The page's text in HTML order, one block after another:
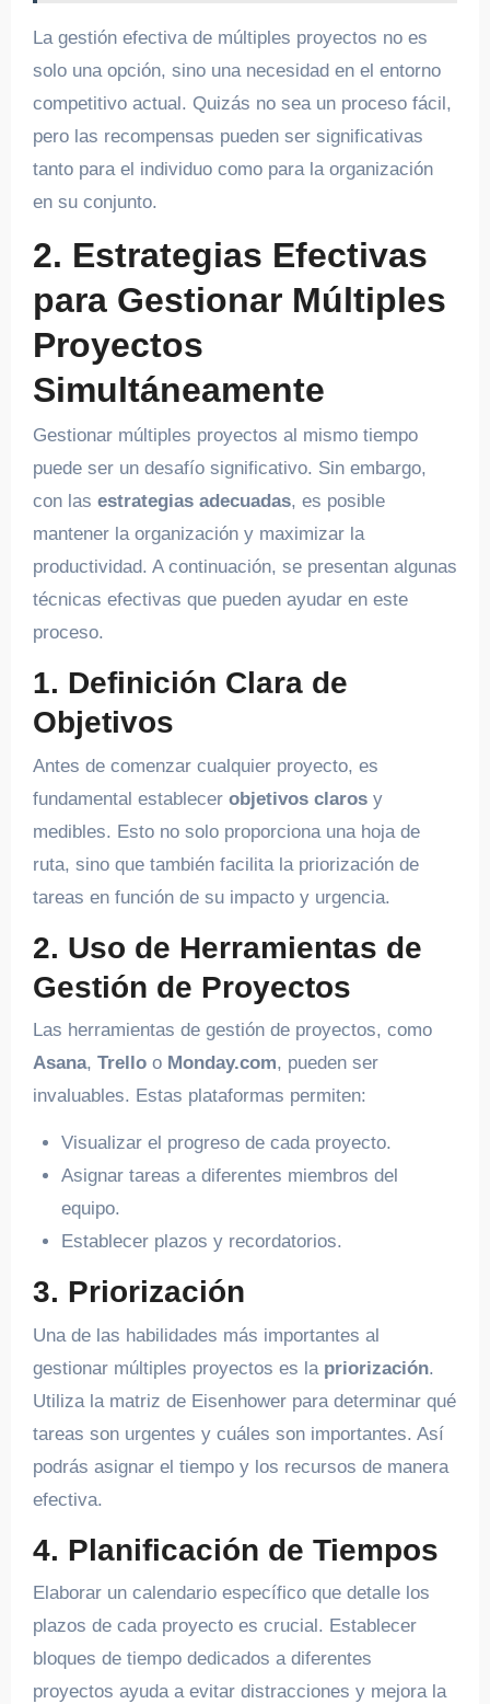
La gestión efectiva de múltiples proyectos no es
solo una opción, sino una necesidad en el entorno
competitivo actual. Quizás no sea un proceso fácil,
pero las recompensas pueden ser significativas
tanto para el individuo como para la organización
en su conjunto.
2. Estrategias Efectivas
para Gestionar Múltiples
Proyectos
Simultáneamente
Gestionar múltiples proyectos al mismo tiempo
puede ser un desafío significativo. Sin embargo,
con las estrategias adecuadas, es posible
mantener la organización y maximizar la
productividad. A continuación, se presentan algunas
técnicas efectivas que pueden ayudar en este
proceso.
1. Definición Clara de
Objetivos
Antes de comenzar cualquier proyecto, es
fundamental establecer objetivos clarosy
medibles. Esto no solo proporciona una hoja de
ruta, sino que también facilita la priorización de
tareas en función de su impacto y urgencia.
2. Uso de Herramientas de
Gestión de Proyectos
Las herramientas de gestión de proyectos, como
Asana, Trelloo Monday.com, pueden ser
invaluables. Estas plataformas permiten:
Visualizar el progreso de cada proyecto.
Asignar tareas a diferentes miembros del
equipo.
Establecer plazos y recordatorios.
3. Priorización
Una de las habilidades más importantes al
gestionar múltiples proyectos es la priorización.
Utiliza la matriz de Eisenhower para determinar qué
tareas son urgentes y cuáles son importantes. Así
podrás asignar el tiempo y los recursos de manera
efectiva.
4. Planificación de Tiempos
Elaborar un calendario específico que detalle los
plazos de cada proyecto es crucial. Establecer
bloques de tiempo dedicados a diferentes
proyectos ayuda a evitar distracciones y mejora la